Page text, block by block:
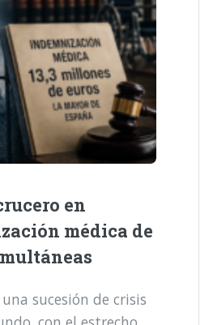
en
médica de
sucesión de crisis